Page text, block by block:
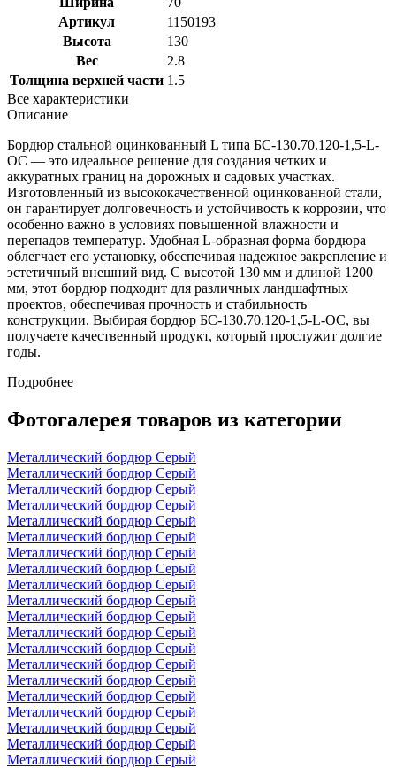
Артикул
1150193
Высота
130
Вес
2.8
Толщина верхней части 1.5
Все характеристики
Описание
Бордюр стальной оцинкованный L типа БС-130.70.120-1,5-L-
ОС — это идеальное решение для создания четких и
аккуратных границ на дорожных и садовых участках.
Изготовленный из высококачественной оцинкованной стали,
он гарантирует долговечность и устойчивость к коррозии, что
особенно важно в условиях повышенной влажности и
перепадов температур. Удобная L-образная форма бордюра
облегчает его установку, обеспечивая надежное закрепление и
эстетичный внешний вид. С высотой 130 мм и длиной 1200
мм, этот бордюр подходит для различных ландшафтных
проектов, обеспечивая прочность и стабильность
конструкции. Выбирая бордюр БС-130.70.120-1,5-L-ОС, вы
получаете качественный продукт, который прослужит долгие
годы.
Подробнее
Фотогалерея товаров из категории
Металлический бордюр Серый
Металлический бордюр Серый
Металлический бордюр Серый
Металлический бордюр Серый
Металлический бордюр Серый
Металлический бордюр Серый
Металлический бордюр Серый
Металлический бордюр Серый
Металлический бордюр Серый
Металлический бордюр Серый
Металлический бордюр Серый
Металлический бордюр Серый
Металлический бордюр Серый
Металлический бордюр Серый
Металлический бордюр Серый
Металлический бордюр Серый
Металлический бордюр Серый
Металлический бордюр Серый
Металлический бордюр Серый
Металлический бордюр Серый